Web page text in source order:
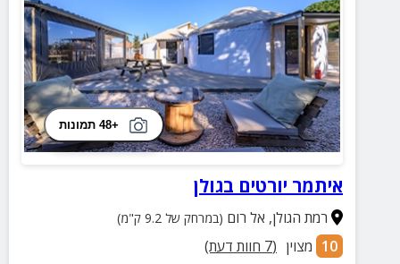
+48 תמונות
איתמר יורטים בגולן
רמת הגולן, אל רום (במרחק של 9.2 ק"מ)
10 מצוין (
7 חוות דעת)